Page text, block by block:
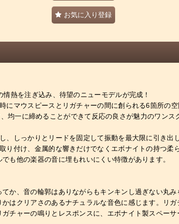
お気に入り登録
熱を注ぎ込み、待望のニューモデルが完成！
にマウスピースとリガチャーの間に創られる6箇所の
均一に締めることができて反応の良さが魅力のワン
、しっかりとリードを固定して振動を最大限に引き
付け、金属的な響きだけでなくエボナイトの持つ柔
も他の楽器の音に埋もれいにくい特徴があります。
か、音の輪郭はありながらもキンキンし過ぎない丸
はクリアさのあるナチュラルな音色に感じます。リ
チャーの鳴りとレスポンスに、エボナイト製スペー